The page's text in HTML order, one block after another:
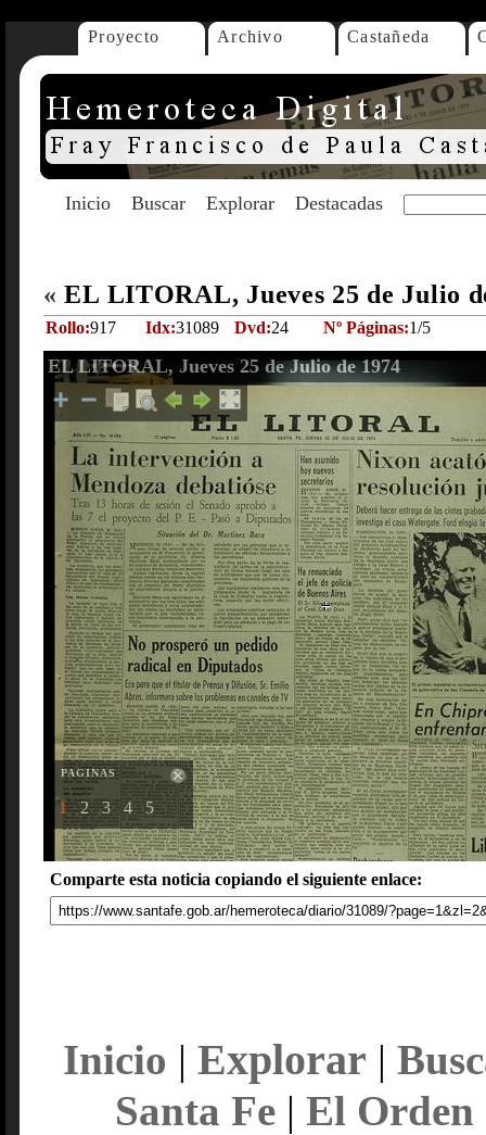
Proyecto Archivo Castañeda
Inicio Buscar Explorar Destacadas
« EL LITORAL, Jueves 25 de Julio
Rollo:917 Idx:31089 Dvd:24 Nº Páginas:1/5
EL LITORAL, Jueves 25 de Julio de 1974
PAGINAS
1 2 3 4 5
Comparte esta noticia copiando el siguiente enlace:
Inicio | Explorar |
Santa Fe| El Orden